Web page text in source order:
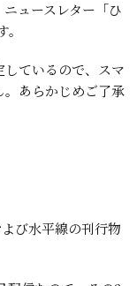
ニュースレター「ひ
しているので、スマ
あらかじめご了承
び水平線の刊行物